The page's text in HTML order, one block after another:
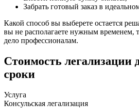
Забрать готовый заказ в
Какой способ вы выберете остается
вы не располагаете нужным временем,
дело профессионалам.
Стоимость легализации
сроки
Услуга
Консульская легализация